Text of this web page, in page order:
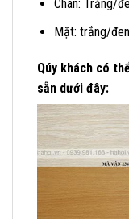
Chân: Trắng/
Mặt: trắng/
Qúy khách có
sẵn dưới đây: